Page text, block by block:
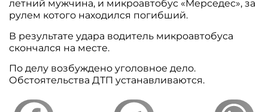
летний мужчина, и микроавтобус «Мерседес», за
рулем котого находился погибший.
В результате удара водитель микроавтобуса
скончался на месте.
По делу возбуждено уголовное дело.
Обстоятельства ДТП устанавливаются.